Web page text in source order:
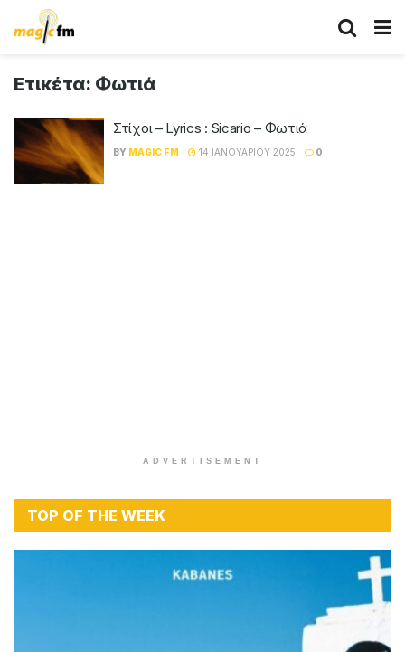
Ετικέτα: Φωτιά
Στίχοι – Lyrics : Sicario – Φωτιά
BY MAGIC FM 14 ΙΑΝΟΥΑΡΊΟΥ 2025 0
ADVERTISEMENT
TOP OF THE WEEK